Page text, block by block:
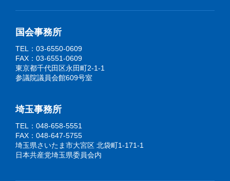
国会事務所
TEL：03-6550-0609
FAX：03-6551-0609
東京都千代田区永田町2-1-1
参議院議員会館609号室
埼玉事務所
TEL：048-658-5551
FAX：048-647-5755
埼玉県さいたま市大宮区 北袋町1-171-1
日本共産党埼玉県委員会内